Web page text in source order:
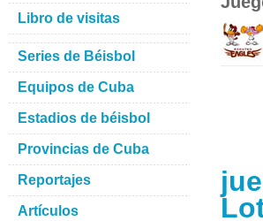
Libro de visitas
Series de Béisbol
Equipos de Cuba
Estadios de béisbol
Provincias de Cuba
Reportajes
Artículos